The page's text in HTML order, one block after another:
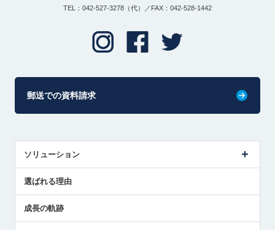
TEL：042-527-3278（代）／FAX：042-528-1442
郵送での資料請求
ソリューション
解決策提案
選ばれる理由
成長の軌跡